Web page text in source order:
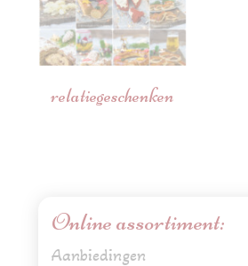
relatiegeschenken
Online assortiment:
Aanbiedingen